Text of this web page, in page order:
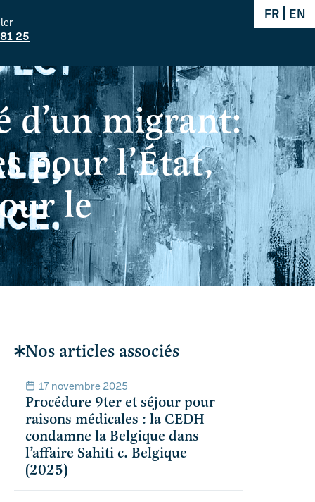
25
FR EN
d’un migrant:
pour l’État,
le
Nos articles associés
17 novembre 2025
Procédure 9ter et séjour pour
raisons médicales : la CEDH
condamne la Belgique dans
l’affaire Sahiti c. Belgique
(2025)